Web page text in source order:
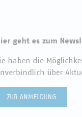
geht es zum
haben die
über
ZUR ANMELDUNG